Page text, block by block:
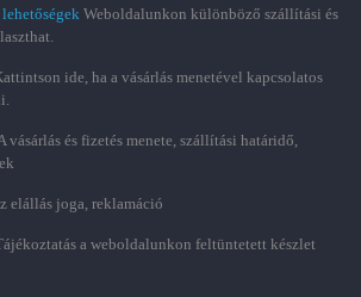
Weboldalunkon különböző szállítási és
ide, ha a vásárlás menetével kapcsolatos
vásárlás és fizetés menete, szállítási határidő,
elállás joga, reklamáció
a weboldalunkon feltüntetett készlet